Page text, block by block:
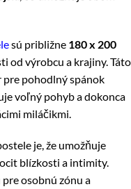
sú približne 180 x 200
od výrobcu a krajiny. Táto
pohodlný spánok
voľný pohyb a dokonca
miláčikmi.
je, že umožňuje
blízkosti a intimity.
osobnú zónu a